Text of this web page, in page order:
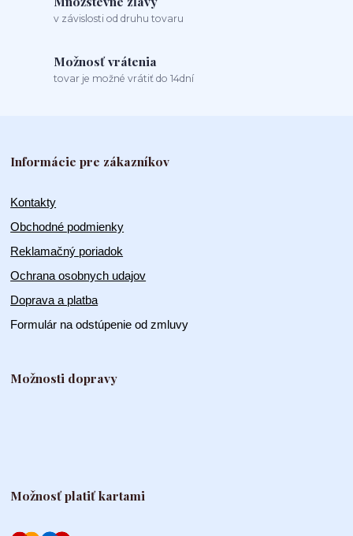
v závislosti od druhu tovaru
Možnosť vrátenia
tovar je možné vrátiť do 14dní
Informácie pre zákazníkov
Kontakty
Obchodné podmienky
Reklamačný poriadok
Ochrana osobnych udajov
Doprava a platba
Formulár na odstúpenie od zmluvy
Možnosti dopravy
Možnosť platiť kartami